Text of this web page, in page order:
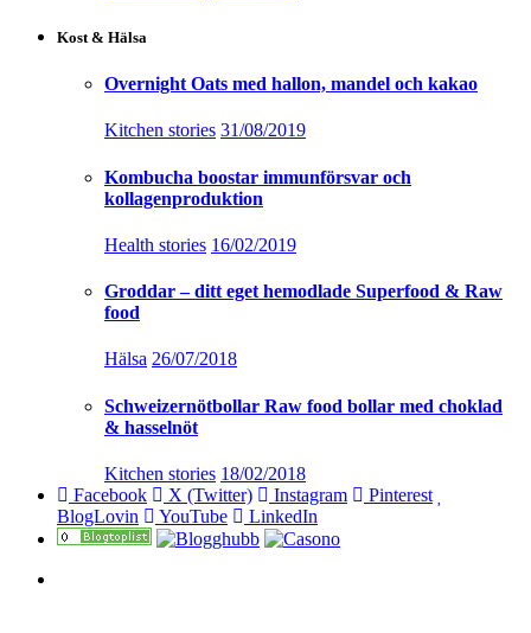
Kost & Hälsa
Overnight Oats med hallon, mandel och kakao
Kitchen stories 31/08/2019
Kombucha boostar immunförsvar och
kollagenproduktion
Health stories 16/02/2019
Groddar – ditt eget hemodlade Superfood & Raw
food
Hälsa 26/07/2018
Schweizernötbollar Raw food bollar med choklad
& hasselnöt
Kitchen stories 18/02/2018
Facebook
X (Twitter) Instagram
Pinterest
BlogLovin
YouTube LinkedIn